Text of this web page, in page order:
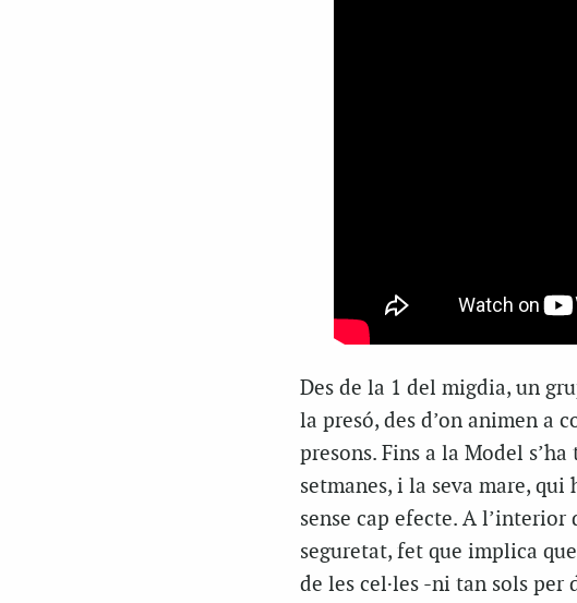
Des de la 1 del migdia, un
la presó, des d’on animen a
presons. Fins a la Model
setmanes, i la seva mare,
sense cap efecte. A
seguretat, fet que implica
de les cel·les -ni tan sols per